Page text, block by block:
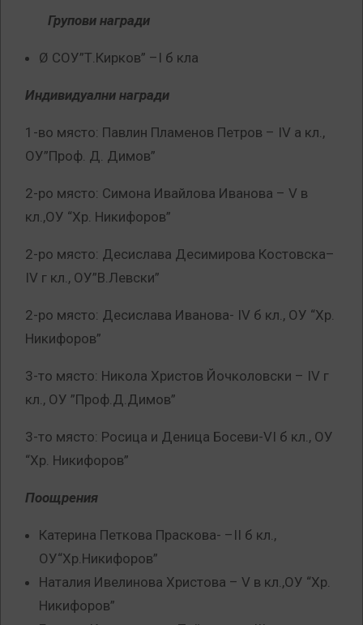
Групови награди
Ø СОУ”Т.Кирков” –I б кла
Индивидуални награди
1-во място: Павлин Пламенов Петров – ІV а кл.,
ОУ”Проф. Д. Димов”
2-ро място: Симона Ивайлова Иванова – V в
кл.,ОУ “Хр. Никифоров”
2-ро място: Десислава Десимирова Костовска–
IV г кл., ОУ”В.Левски”
2-ро място: Десислава Иванова- ІV б кл., ОУ “Хр.
Никифоров”
3-то място: Никола Христов Йочколовски – IV г
кл., ОУ ”Проф.Д.Димов”
3-то място: Росица и Деница Босеви-VI б кл., ОУ
“Хр. Никифоров”
Поощрения
Катерина Петкова Праскова- –II б кл.,
ОУ“Хр.Никифоров”
Наталия Ивелинова Христова – V в кл.,ОУ “Хр.
Никифоров”